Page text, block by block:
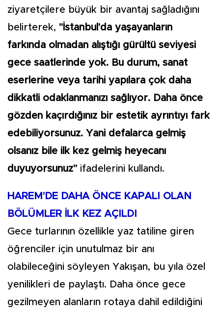
ziyaretçilere büyük bir avantaj sağladığını
belirterek, "İstanbul'da yaşayanların
farkında olmadan alıştığı gürültü seviyesi
gece saatlerinde yok. Bu durum, sanat
eserlerine veya tarihi yapılara çok daha
dikkatli odaklanmanızı sağlıyor. Daha önce
gözden kaçırdığınız bir estetik ayrıntıyı fark
edebiliyorsunuz. Yani defalarca gelmiş
olsanız bile ilk kez gelmiş heyecanı
duyuyorsunuz" ifadelerini kullandı.
HAREM'DE DAHA ÖNCE KAPALI OLAN
BÖLÜMLER İLK KEZ AÇILDI
Gece turlarının özellikle yaz tatiline giren
öğrenciler için unutulmaz bir anı
olabileceğini söyleyen Yakışan, bu yıla özel
yenilikleri de paylaştı. Daha önce gece
gezilmeyen alanların rotaya dahil edildiğini